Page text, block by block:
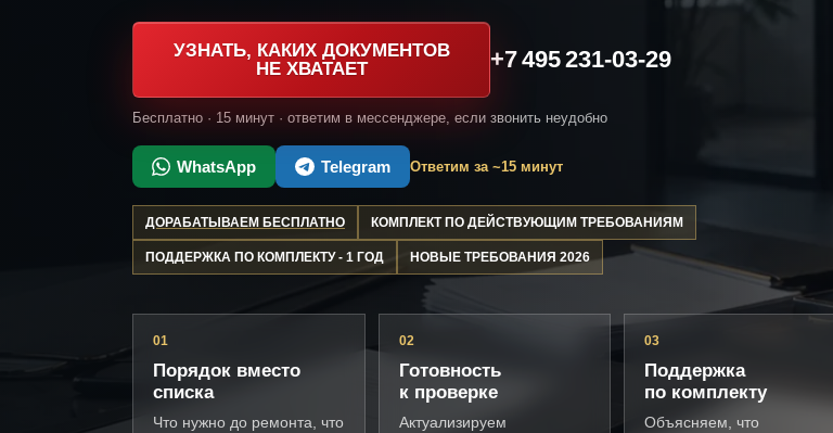
УЗНАТЬ, КАКИХ ДОКУМЕНТОВ
НЕ ХВАТАЕТ
+7 495 231-03-29
Бесплатно · 15 минут · ответим в мессенджере, если звонить неудобно
WhatsApp Telegram Ответим за ~15 минут
ДОРАБАТЫВАЕМ БЕСПЛАТНО КОМПЛЕКТ ПО ДЕЙСТВУЮЩИМ ТРЕБОВАНИЯМ
ПОДДЕРЖКА ПО КОМПЛЕКТУ - 1 ГОД НОВЫЕ ТРЕБОВАНИЯ 2026
01
Порядок вместо
списка
Что нужно до ремонта, что
02
Готовность
к проверке
Актуализируем
03
Поддержка
по комплекту
Объясняем, что